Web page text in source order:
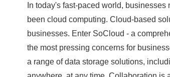
In today's fast-paced world,
been cloud computing. Cloud-based
businesses. Enter SoCloud - a
the most pressing concerns for
a range of data storage solutions,